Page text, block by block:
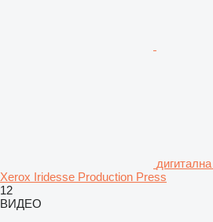
Xerox Iridesse Production Press
12
ВИДЕО